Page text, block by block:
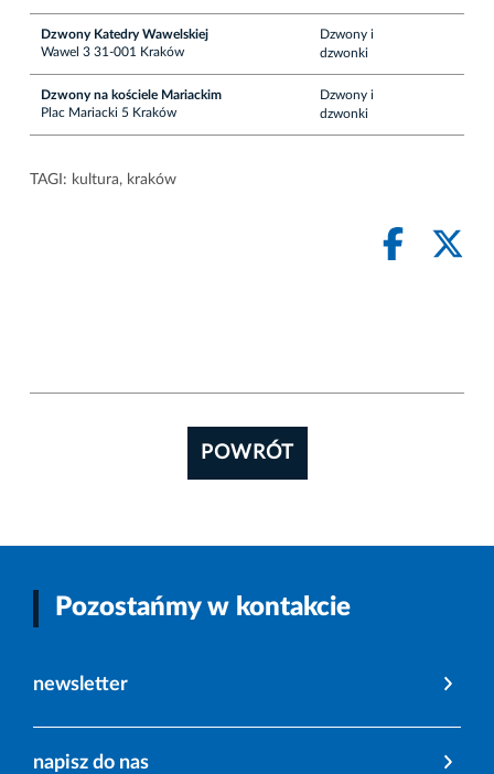
Dzwony Katedry Wawelskiej
Wawel 3 31-001 Kraków
Dzwony i
dzwonki
Dzwony na kościele Mariackim
Plac Mariacki 5 Kraków
Dzwony i
dzwonki
TAGI: kultura, kraków
POWRÓT
Pozostańmy w kontakcie
newsletter
napisz do nas